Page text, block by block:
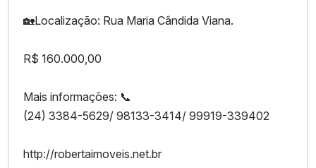
🏡Localização: Rua Maria Cândida Viana.
R$ 160.000,00
Mais informações: 📞
(24) 3384-5629/ 98133-3414/ 99919-339402
http://robertaimoveis.net.br